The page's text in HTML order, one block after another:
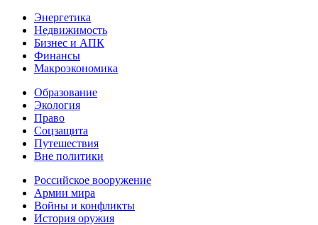
Энергетика
Недвижимость
Бизнес и АПК
Финансы
Макроэкономика
Образование
Экология
Право
Соцзащита
Путешествия
Вне политики
Российское вооружение
Армии мира
Войны и конфликты
История оружия